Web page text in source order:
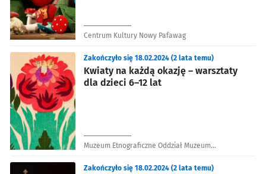
Centrum Kultury Nowy Pafawag
Kwiaty na każdą okazję – warsztaty
dla dzieci 6–12 lat
Zakończyło się 18.02.2024 (2 lata temu)
Muzeum Etnograficzne Oddział Muzeum
Zakończyło się 18.02.2024 (2 lata temu)